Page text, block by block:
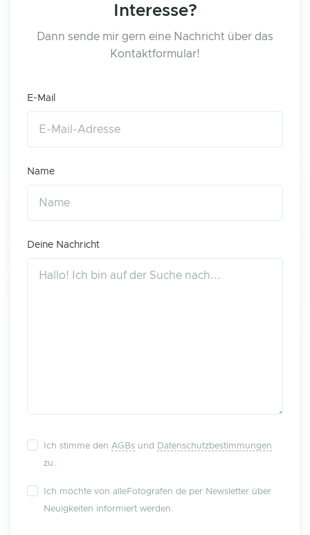
Interesse?
Dann sende mir gern eine Nachricht über das
Kontaktformular!
E-Mail
Name
Deine Nachricht
Ich stimme den AGBs und
Datenschutzbestimmungen
zu.
Ich möchte von alleFotografen.de per Newsletter über
Neuigkeiten informiert werden.